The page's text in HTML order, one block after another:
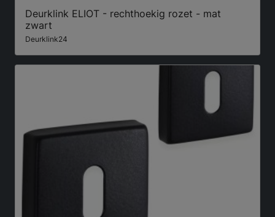
Deurklink ELIOT - rechthoekig rozet - mat
zwart
Deurklink24